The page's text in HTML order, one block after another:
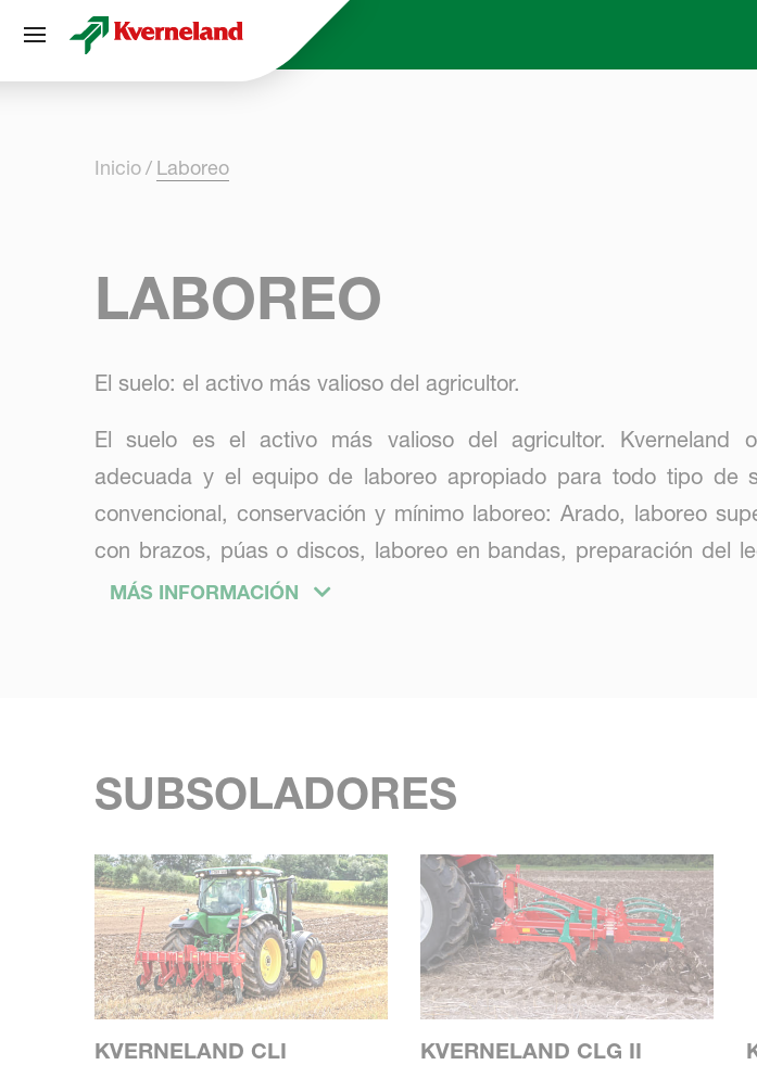
Inicio Laboreo
LABOREO
El suelo: el activo más valioso del agricultor.
El suelo es el activo más valioso del agricultor. Kverneland
adecuada y el equipo de laboreo apropiado para todo tipo de
convencional, conservación y mínimo laboreo: Arado, laboreo
con brazos, púas o discos, laboreo en bandas, preparación del
consolidación. El objetivo de los equipos de laboreo es crear o
MÁS INFORMACIÓN
SUBSOLADORES
KVERNELAND CLI KVERNELAND CLG II
Panel de gestión de cookies